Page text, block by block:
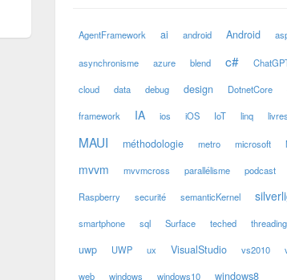
AgentFramework ai android Android
asynchronisme azure blend c#
cloud data debug design DotnetCore
framework IA ios iOS IoT linq livres
MAUI méthodologie metro microsoft
mvvm mvvmcross parallélisme podcast
Raspberry securité semanticKernel
smartphone sql Surface teched threading
uwp
UWP ux VisualStudio vs2010
web windows windows10 windows8